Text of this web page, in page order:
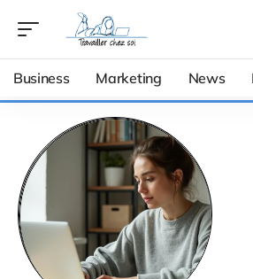
Business Marketing News